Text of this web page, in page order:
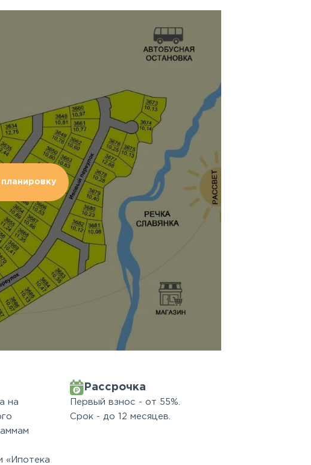
на
«Ипотека
Рассрочка
Первый взнос - от 55%.
Срок - до 12 месяцев.